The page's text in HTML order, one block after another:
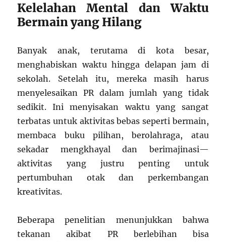
Kelelahan Mental dan Waktu
Bermain yang Hilang
Banyak anak, terutama di kota besar,
menghabiskan waktu hingga delapan jam di
sekolah. Setelah itu, mereka masih harus
menyelesaikan PR dalam jumlah yang tidak
sedikit. Ini menyisakan waktu yang sangat
terbatas untuk aktivitas bebas seperti bermain,
membaca buku pilihan, berolahraga, atau
sekadar mengkhayal dan berimajinasi—
aktivitas yang justru penting untuk
pertumbuhan otak dan perkembangan
kreativitas.
Beberapa penelitian menunjukkan bahwa
tekanan akibat PR berlebihan bisa